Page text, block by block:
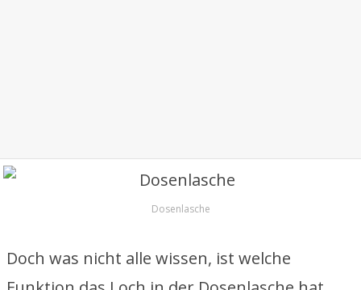
Dosenlasche
Doch was nicht alle wissen, ist welche